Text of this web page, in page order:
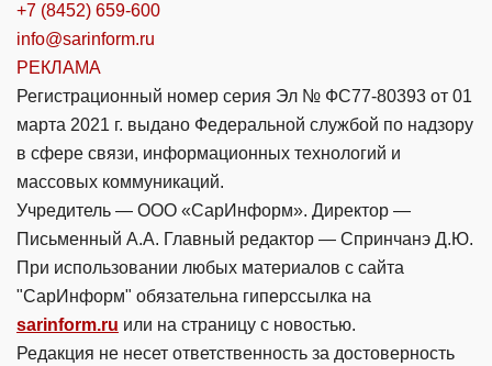
+7 (8452) 659-600
info@sarinform.ru
РЕКЛАМА
Регистрационный номер серия Эл № ФС77-80393 от 01
марта 2021 г. выдано Федеральной службой по надзору
в сфере связи, информационных технологий и
массовых коммуникаций.
Учредитель — ООО «СарИнформ». Директор —
Письменный А.А. Главный редактор — Спринчанэ Д.Ю.
При использовании любых материалов с сайта
"СарИнформ" обязательна гиперссылка на
sarinform.ru или на страницу с новостью.
Редакция не несет ответственность за достоверность